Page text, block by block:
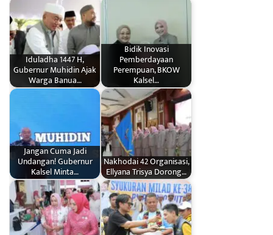
Iduladha 1447 H,
Gubernur Muhidin Ajak
Warga Banua…
Bidik Inovasi
Pemberdayaan
Perempuan, BKOW
Kalsel…
Jangan Cuma Jadi
Undangan! Gubernur
Kalsel Minta…
Nakhodai 42 Organisasi,
Ellyana Trisya Dorong…